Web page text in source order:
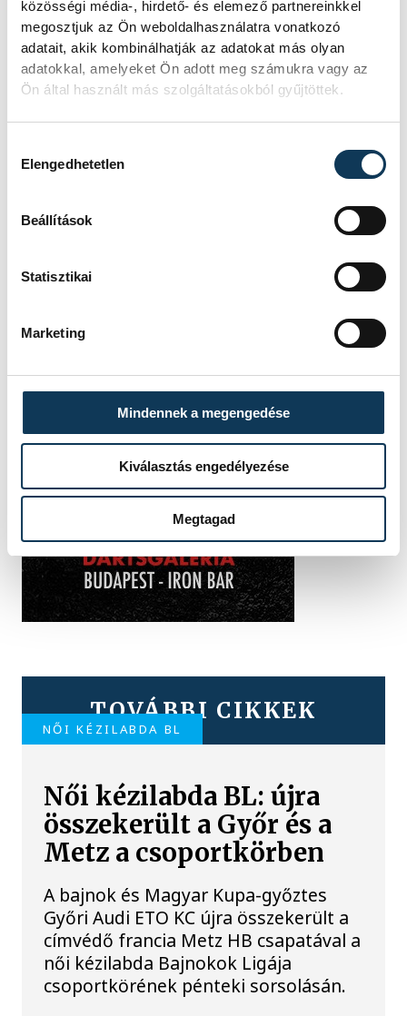
közösségi média-, hirdető- és elemező partnereinkkel
megosztjuk az Ön weboldalhasználatra vonatkozó
adatait, akik kombinálhatják az adatokat más olyan
adatokkal, amelyeket Ön adott meg számukra vagy az
Ön által használt más szolgáltatásokból gyűjtöttek.
Elengedhetetlen
Beállítások
Statisztikai
Marketing
Mindennek a megengedése
Kiválasztás engedélyezése
Megtagad
TOVÁBBI CIKKEK
NŐI KÉZILABDA BL
Női kézilabda BL: újra
összekerült a Győr és a
Metz a csoportkörben
A bajnok és Magyar Kupa-győztes
Győri Audi ETO KC újra összekerült a
címvédő francia Metz HB csapatával a
női kézilabda Bajnokok Ligája
csoportkörének pénteki sorsolásán.